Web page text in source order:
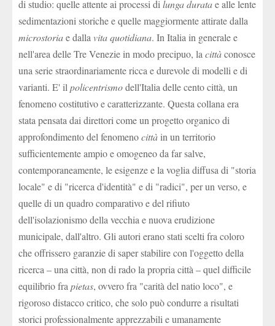
di studio: quelle attente ai processi di lunga duratae alle lente
sedimentazioni storiche e quelle maggiormente attirate dalla
microstoriae dalla vita quotidiana. In Italia in generale e
nell'area delle Tre Venezie in modo precipuo, la cittàconosce
una serie straordinariamente ricca e durevole di modelli e di
varianti. E' il policentrismodell'Italia delle cento città, un
fenomeno costitutivo e caratterizzante. Questa collana era
stata pensata dai direttori come un progetto organico di
approfondimento del fenomenocittàin un territorio
sufficientemente ampio e omogeneo da far salve,
contemporaneamente, le esigenze e la voglia diffusa di "storia
locale" e di "ricerca d'identità" e di "radici", per un verso, e
quelle di un quadro comparativo e del rifiuto
dell'isolazionismo della vecchia e nuova erudizione
municipale, dall'altro. Gli autori erano stati scelti fra coloro
che offrissero garanzie di saper stabilire con l'oggetto della
ricerca – una città, non di rado la propria città – quel difficile
equilibrio fra pietas, ovvero fra "carità del natio loco", e
rigoroso distacco critico, che solo può condurre a risultati
storici professionalmente apprezzabili e umanamente